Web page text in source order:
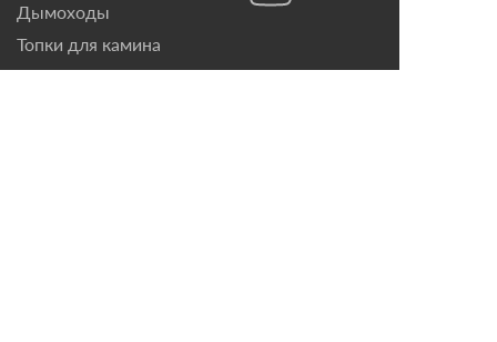
Дымоходы
Топки для камина
Печи-Камины